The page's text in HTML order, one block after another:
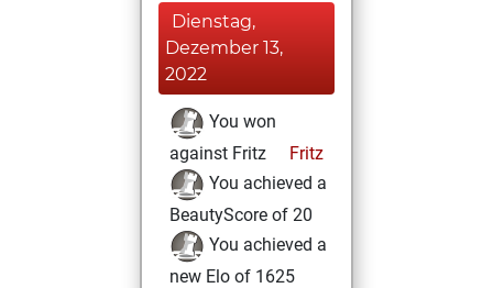
Dienstag,
Dezember 13,
2022
You won
against Fritz
Fritz
You achieved a
BeautyScore of 20
You achieved a
new Elo of 1625